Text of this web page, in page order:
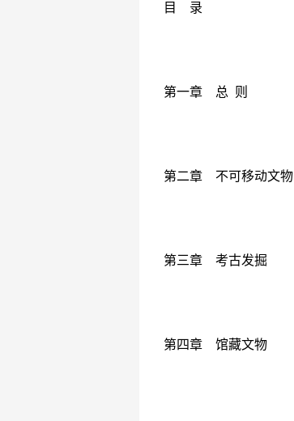
目 录
第一章 总 则
第二章 不可移动文物
第三章 考古发掘
第四章 馆藏文物